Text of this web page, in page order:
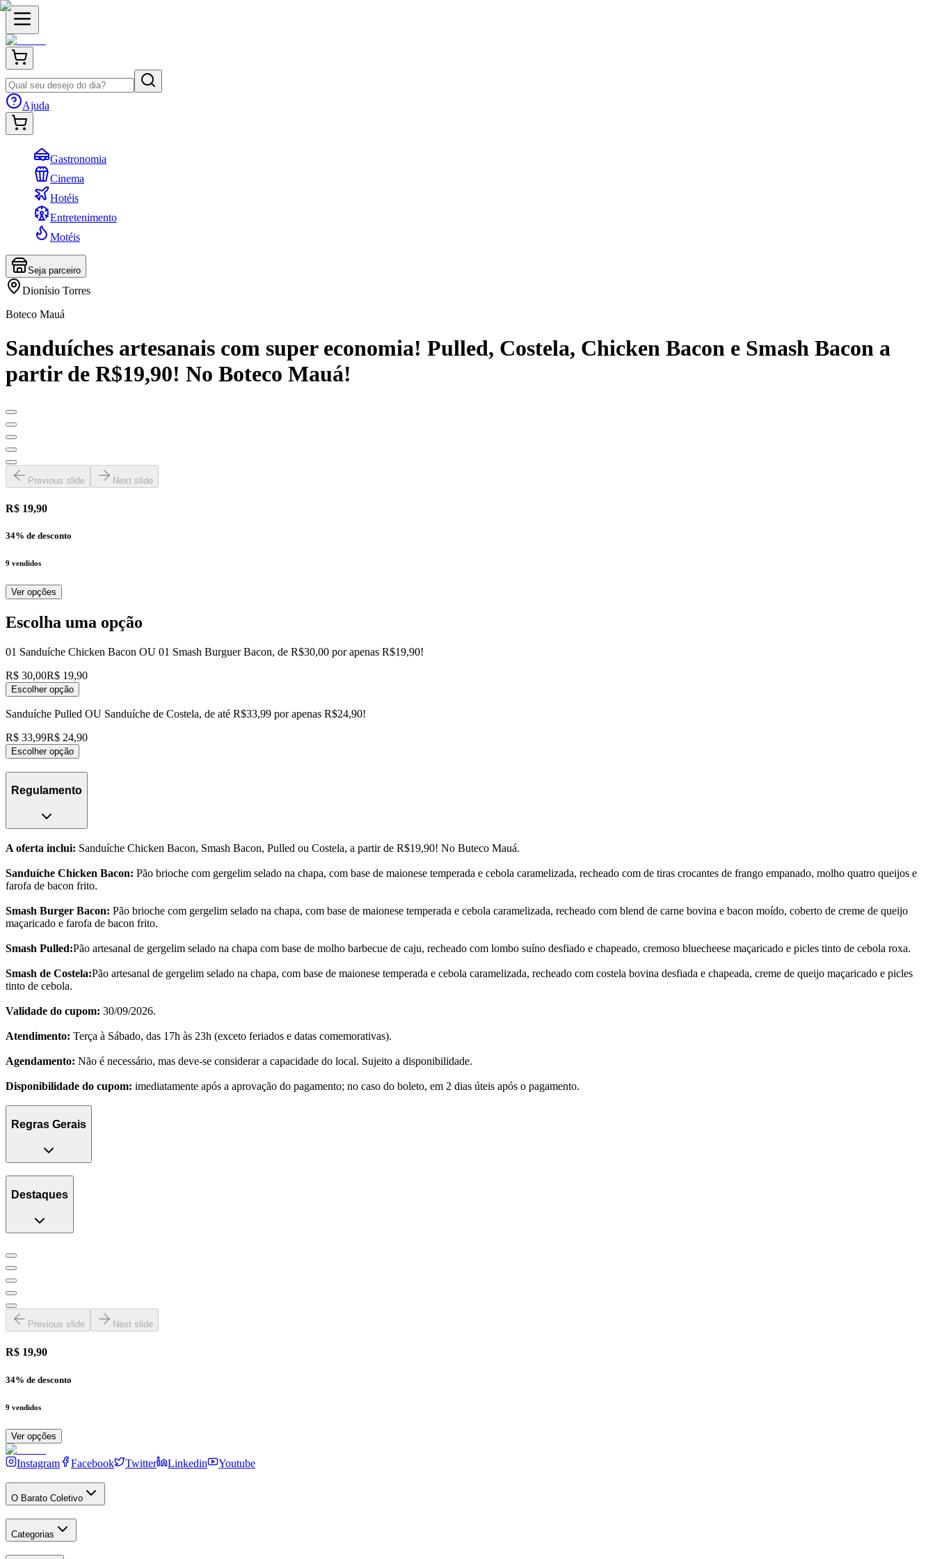
Ajuda
Gastronomia
Cinema
Hotéis
Entretenimento
Motéis
Seja parceiro
Dionísio Torres
Boteco Mauá
Sanduíches artesanais com super economia! Pulled, Costela, Chicken Bacon e Smash Bacon a
partir de R$19,90! No Boteco Mauá!
Previous slide Next slide
R$ 19,90
34% de desconto
9 vendidos
Ver opções
Escolha uma opção
01 Sanduíche Chicken Bacon OU 01 Smash Burguer Bacon, de R$30,00 por apenas R$19,90!
R$ 30,00R$ 19,90
Escolher opção
Sanduíche Pulled OU Sanduíche de Costela, de até R$33,99 por apenas R$24,90!
R$ 33,99R$ 24,90
Escolher opção
Regulamento
A oferta inclui: Sanduíche Chicken Bacon, Smash Bacon, Pulled ou Costela, a partir de R$19,90! No Buteco Mauá.
Sanduíche Chicken Bacon: Pão brioche com gergelim selado na chapa, com base de maionese temperada e cebola caramelizada, recheado com de tiras crocantes de frango empanado, molho quatro queijos e
farofa de bacon frito.
Smash Burger Bacon: Pão brioche com gergelim selado na chapa, com base de maionese temperada e cebola caramelizada, recheado com blend de carne bovina e bacon moído, coberto de creme de queijo
maçaricado e farofa de bacon frito.
Smash Pulled:Pão artesanal de gergelim selado na chapa com base de molho barbecue de caju, recheado com lombo suíno desfiado e chapeado, cremoso bluecheese maçaricado e picles tinto de cebola roxa.
Smash de Costela:Pão artesanal de gergelim selado na chapa, com base de maionese temperada e cebola caramelizada, recheado com costela bovina desfiada e chapeada, creme de queijo maçaricado e picles
tinto de cebola.
Validade do cupom: 30/09/2026.
Atendimento: Terça à Sábado, das 17h às 23h (exceto feriados e datas comemorativas).
Agendamento: Não é necessário, mas deve-se considerar a capacidade do local. Sujeito a disponibilidade.
Disponibilidade do cupom: imediatamente após a aprovação do pagamento; no caso do boleto, em 2 dias úteis após o pagamento.
Regras Gerais
Destaques
Previous slide Next slide
R$ 19,90
34% de desconto
9 vendidos
Ver opções
Instagram Facebook Twitter Linkedin Youtube
O Barato Coletivo
Categorias